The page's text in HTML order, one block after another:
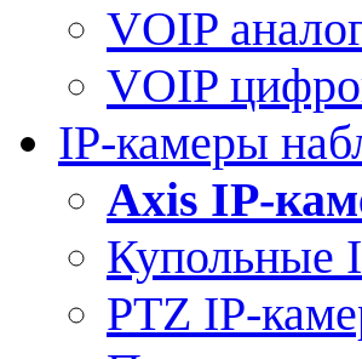
VOIP
VOIP
IP-камеры
Axis IP-
Купольные
PTZ IP-